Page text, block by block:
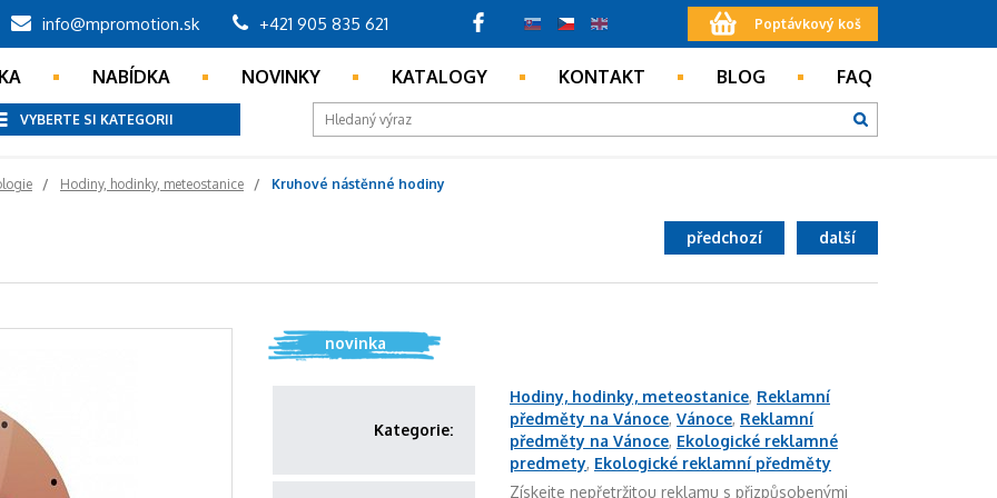
Poptávkový koš
info@mpromotion.sk +421 905 835 621
NABÍDKA NOVINKY KATALOGY KONTAKT BLOG FAQ
VYBERTE SI KATEGORII
Hodiny, hodinky, meteostanice Kruhové nástěnné hodiny
další
předchozí
novinka
Kategorie:
Hodiny, hodinky, meteostanice, Reklamní
předměty na Vánoce, Vánoce, Reklamní
předměty na Vánoce, Ekologické reklamné
predmety, Ekologické reklamní předměty
Získejte nepřetržitou reklamu s přizpůsobenými